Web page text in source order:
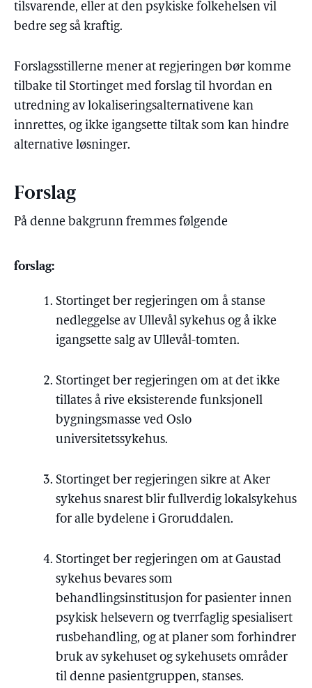
tilsvarende, eller at den psykiske folkehelsen vil
bedre seg så kraftig.
Forslagsstillerne mener at regjeringen bør komme
tilbake til Stortinget med forslag til hvordan en
utredning av lokaliseringsalternativene kan
innrettes, og ikke igangsette tiltak som kan hindre
alternative løsninger.
Forslag
På denne bakgrunn fremmes følgende
forslag:
Stortinget ber regjeringen om å stanse
nedleggelse av Ullevål sykehus og å ikke
igangsette salg av Ullevål-tomten.
Stortinget ber regjeringen om at det ikke
tillates å rive eksisterende funksjonell
bygningsmasse ved Oslo
universitetssykehus.
Stortinget ber regjeringen sikre at Aker
sykehus snarest blir fullverdig lokalsykehus
for alle bydelene i Groruddalen.
Stortinget ber regjeringen om at Gaustad
sykehus bevares som
behandlingsinstitusjon for pasienter innen
psykisk helsevern og tverrfaglig spesialisert
rusbehandling, og at planer som forhindrer
bruk av sykehuset og sykehusets områder
til denne pasientgruppen, stanses.